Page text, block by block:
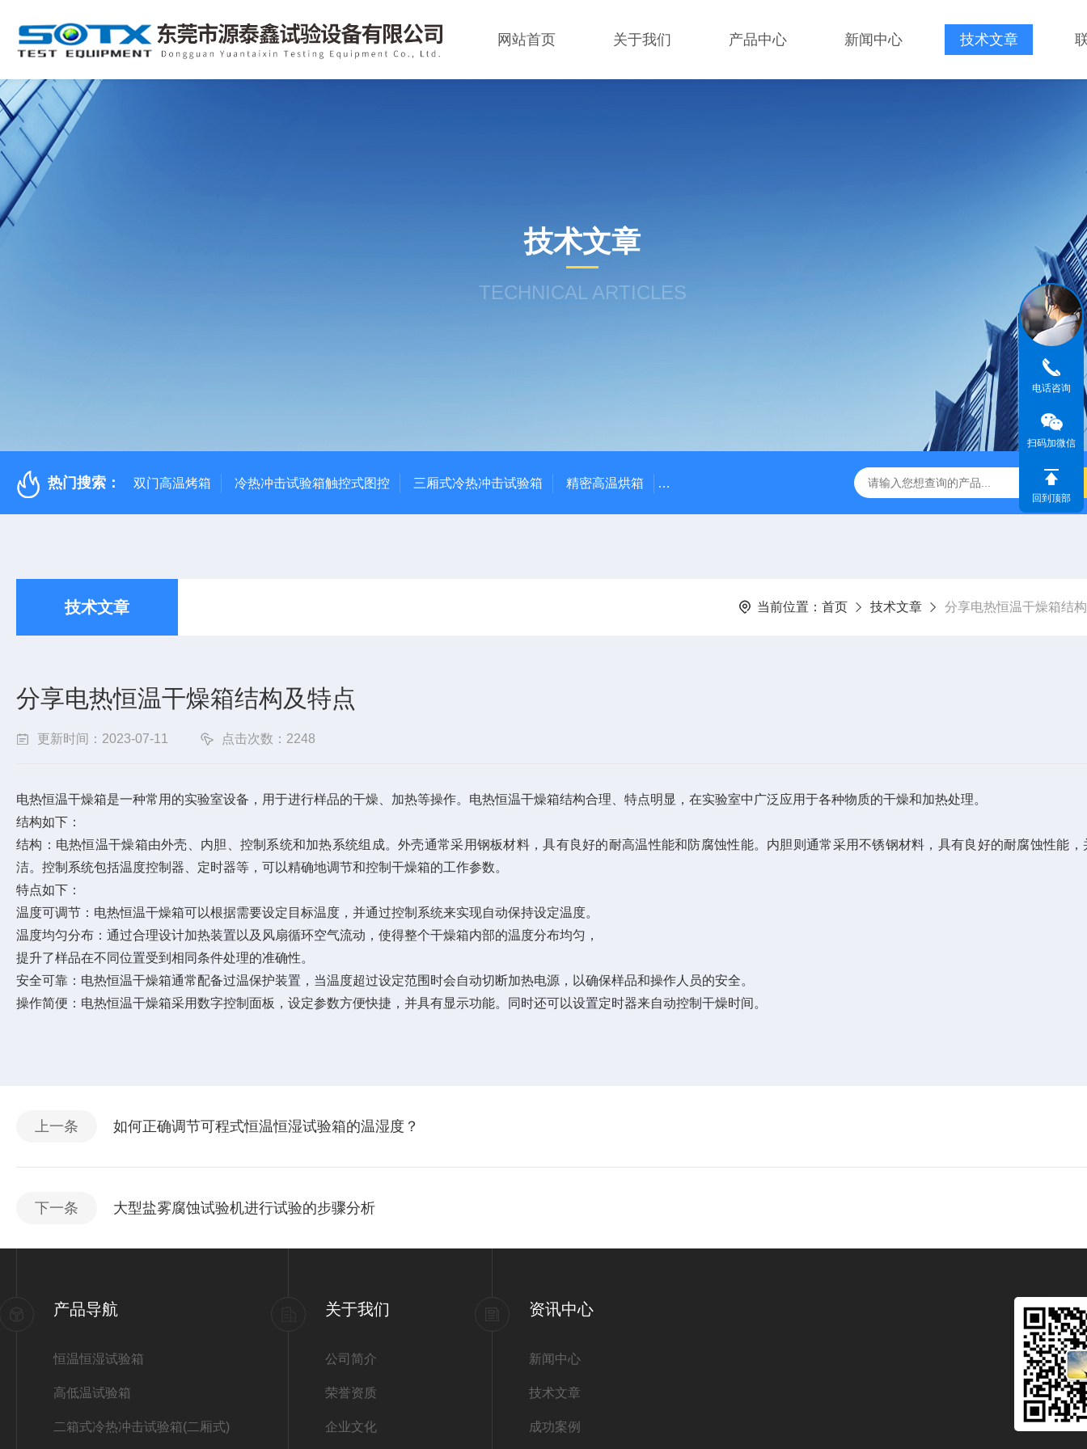
网站首页 关于我们 产品中心 新闻中心 技术文章
技术文章
TECHNICAL ARTICLES
热门搜索： 双门高温烤箱 冷热冲击试验箱触控式图控 三厢式冷热冲击试验箱 精密高温烘箱 YTX-BIR步入式高温老化房 立式恒温恒湿试验箱 订制高温老化试
技术文章 当前位置： 首页 技术文章 分享电热恒温干燥箱结
分享电热恒温干燥箱结构及特点
更新时间：2023-07-11 点击次数：2248
电热恒温干燥箱是一种常用的实验室设备，用于进行样品的干燥、加热等操作。电热恒温干燥箱结构合理、特点明显，在实验室中广泛应用于各种物质的干燥和加热处理。
结构如下：
结构：电热恒温干燥箱由外壳、内胆、控制系统和加热系统组成。外壳通常采用钢板材料，具有良好的耐高温性能和防腐蚀性能。内胆则通常采用不锈钢材料，具有良好的耐腐蚀性能，
洁。控制系统包括温度控制器、定时器等，可以精确地调节和控制干燥箱的工作参数。
特点如下：
温度可调节：电热恒温干燥箱可以根据需要设定目标温度，并通过控制系统来实现自动保持设定温度。
温度均匀分布：通过合理设计加热装置以及风扇循环空气流动，使得整个干燥箱内部的温度分布均匀，
提升了样品在不同位置受到相同条件处理的准确性。
安全可靠：电热恒温干燥箱通常配备过温保护装置，当温度超过设定范围时会自动切断加热电源，以确保样品和操作人员的安全。
操作简便：电热恒温干燥箱采用数字控制面板，设定参数方便快捷，并具有显示功能。同时还可以设置定时器来自动控制干燥时间。
上一条 如何正确调节可程式恒温恒湿试验箱的温湿度？
下一条 大型盐雾腐蚀试验机进行试验的步骤分析
产品导航
恒温恒湿试验箱
高低温试验箱
二箱式冷热冲击试验箱(二厢式)
关于我们
公司简介
荣誉资质
企业文化
资讯中心
新闻中心
技术文章
成功案例
电话咨询
扫码加微信
回到顶部